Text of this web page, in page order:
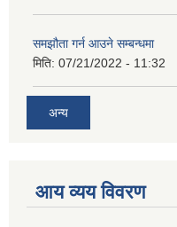
समझौता गर्न आउने सम्बन्धमा
मिति: 07/21/2022 - 11:32
अन्य
आय व्यय विवरण